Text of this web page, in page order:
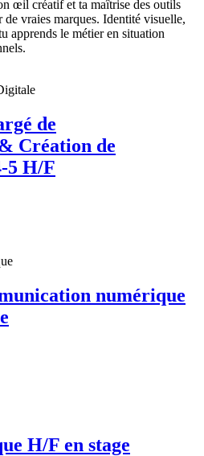
œil créatif et ta maîtrise des outils
vraies marques. Identité visuelle,
apprends le métier en situation
de
Création de
5 H/F
numérique
H/F en stage